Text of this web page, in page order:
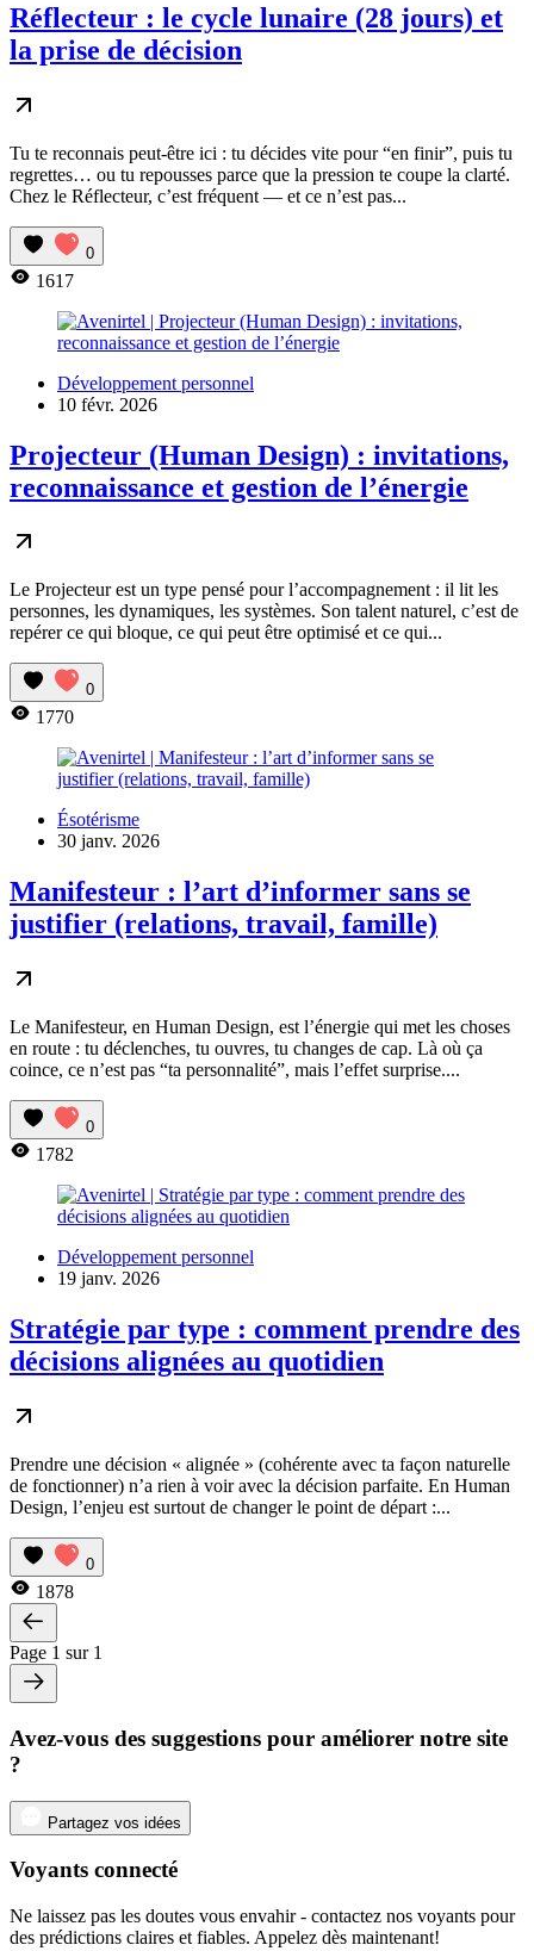
Réflecteur : le cycle lunaire (28 jours) et
la prise de décision
Tu te reconnais peut‑être ici : tu décides vite pour “en finir”, puis tu
regrettes… ou tu repousses parce que la pression te coupe la clarté.
Chez le Réflecteur, c’est fréquent — et ce n’est pas...
0
1617
Développement personnel
10 févr. 2026
Projecteur (Human Design) : invitations,
reconnaissance et gestion de l’énergie
Le Projecteur est un type pensé pour l’accompagnement : il lit les
personnes, les dynamiques, les systèmes. Son talent naturel, c’est de
repérer ce qui bloque, ce qui peut être optimisé et ce qui...
0
1770
Ésotérisme
30 janv. 2026
Manifesteur : l’art d’informer sans se
justifier (relations, travail, famille)
Le Manifesteur, en Human Design, est l’énergie qui met les choses
en route : tu déclenches, tu ouvres, tu changes de cap. Là où ça
coince, ce n’est pas “ta personnalité”, mais l’effet surprise....
0
1782
Développement personnel
19 janv. 2026
Stratégie par type : comment prendre des
décisions alignées au quotidien
Prendre une décision « alignée » (cohérente avec ta façon naturelle
de fonctionner) n’a rien à voir avec la décision parfaite. En Human
Design, l’enjeu est surtout de changer le point de départ :...
0
1878
Page 1 sur 1
Avez-vous des suggestions pour améliorer notre site
?
Partagez vos idées
Voyants connecté
Ne laissez pas les doutes vous envahir - contactez nos voyants pour
des prédictions claires et fiables. Appelez dès maintenant!